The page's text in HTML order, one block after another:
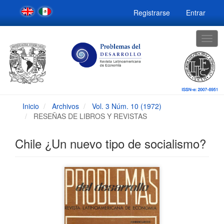
Navegación
principal
Contenido
Barra
lateral
Registrarse Entrar
Inicio Archivos
Vol. 3 Núm. 10 (1972)
RESEÑAS DE LIBROS Y REVISTAS
Chile ¿Un nuevo tipo de socialismo?